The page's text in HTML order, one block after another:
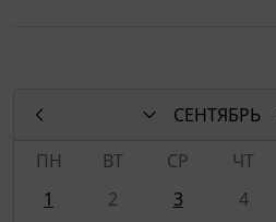
СЕНТЯБРЬ
ПН
ВТ СР ЧТ
1
2 3 4